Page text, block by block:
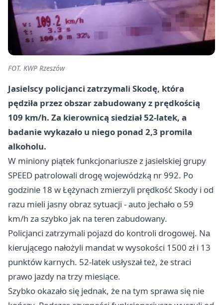
FOT. KWP Rzeszów
Jasielscy policjanci zatrzymali Skodę, która
pędziła przez obszar zabudowany z prędkością
109 km/h. Za kierownicą siedział 52-latek, a
badanie wykazało u niego ponad 2,3 promila
alkoholu.
W miniony piątek funkcjonariusze z jasielskiej grupy
SPEED patrolowali drogę wojewódzką nr 992. Po
godzinie 18 w Łężynach zmierzyli prędkość Skody i od
razu mieli jasny obraz sytuacji - auto jechało o 59
km/h za szybko jak na teren zabudowany.
Policjanci zatrzymali pojazd do kontroli drogowej. Na
kierującego nałożyli mandat w wysokości 1500 zł i 13
punktów karnych. 52-latek usłyszał też, że straci
prawo jazdy na trzy miesiące.
Szybko okazało się jednak, że na tym sprawa się nie